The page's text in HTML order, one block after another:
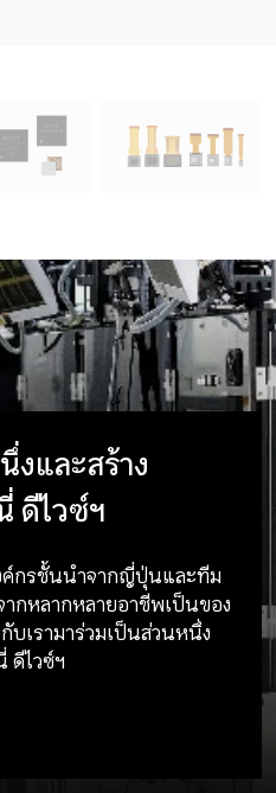
และสร้าง
ดีไวซ์ฯ
ค์กรชั้นนำจากญี่ปุ่นและทีม
กหลากหลายอาชีพเป็นของ
เรามาร่วมเป็นส่วนหนึ่ง
ดีไวซ์ฯ